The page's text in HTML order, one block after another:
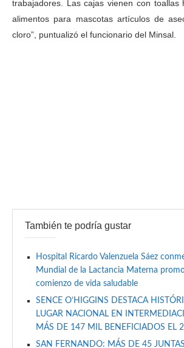
trabajadores. Las cajas vienen con toallas
alimentos para mascotas artículos de
cloro”, puntualizó el funcionario del Minsal.
También te podría gustar
Hospital Ricardo Valenzuela Sáez
Mundial de la Lactancia Materna
comienzo de vida saludable
SENCE O’HIGGINS DESTACA
LUGAR NACIONAL EN
MÁS DE 147 MIL BENEFICIADOS EL
SAN FERNANDO: MÁS DE 45